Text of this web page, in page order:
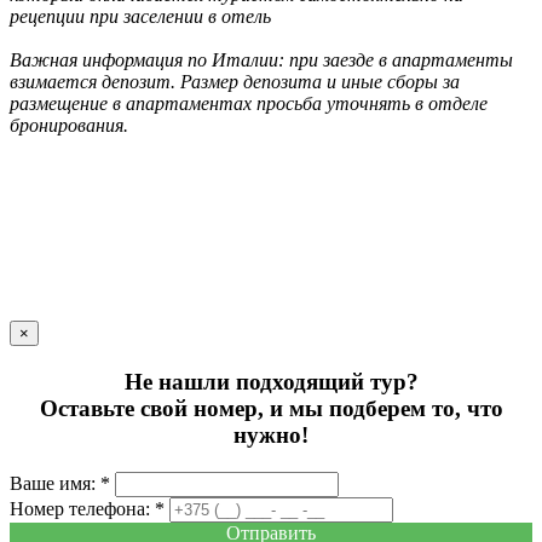
рецепции при заселении в отель
Важная информация по Италии: при заезде в апартаменты
взимается депозит. Размер депозита и иные сборы за
размещение в апартаментах просьба уточнять в отделе
бронирования.
×
Не нашли подходящий тур?
Оставьте свой номер, и мы подберем то, что
нужно!
Ваше имя: *
Номер телефона: *
Отправить